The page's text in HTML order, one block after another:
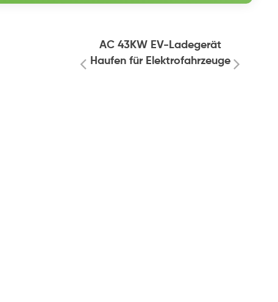
AC 43KW EV-Ladegerät
Haufen für Elektrofahrzeuge